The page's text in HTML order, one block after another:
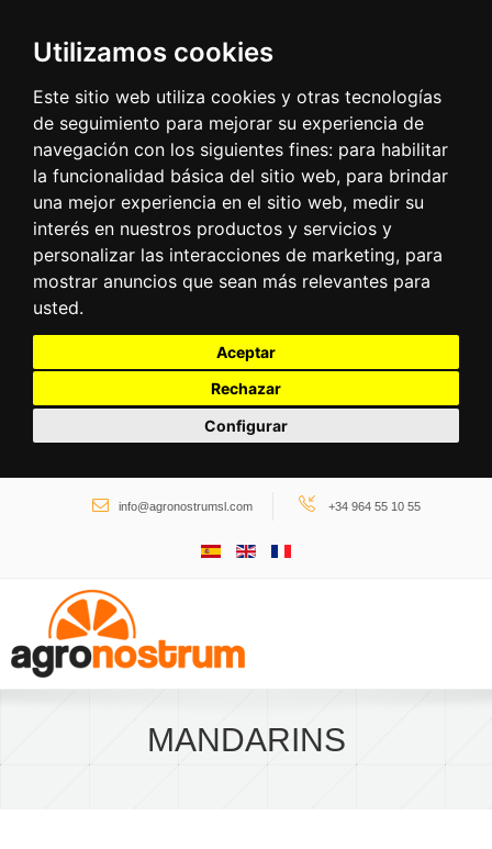
Utilizamos cookies
Este sitio web utiliza cookies y otras tecnologías
de seguimiento para mejorar su experiencia de
navegación con los siguientes fines: para habilitar
la funcionalidad básica del sitio web, para brindar
una mejor experiencia en el sitio web, medir su
interés en nuestros productos y servicios y
personalizar las interacciones de marketing, para
mostrar anuncios que sean más relevantes para
usted.
Aceptar
Rechazar
Configurar
info@agronostrumsl.com +34 964 55 10 55
MANDARINS